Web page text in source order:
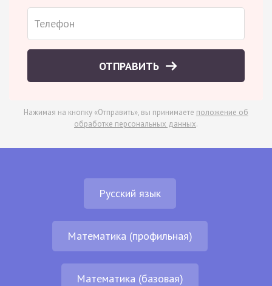
ОТПРАВИТЬ
Нажимая на кнопку «Отправить», вы принимаете положение об
обработке персональных данных.
Русский язык
Математика (профильная)
Математика (базовая)